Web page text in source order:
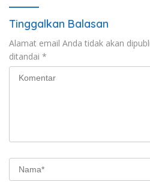
Tinggalkan Balasan
Alamat email Anda tidak akan
ditandai *